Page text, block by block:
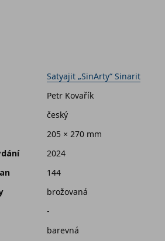
Satyajit „SinArty“ Sinarit
Petr Kovařík
český
205 × 270 mm
2024
144
brožovaná
-
barevná